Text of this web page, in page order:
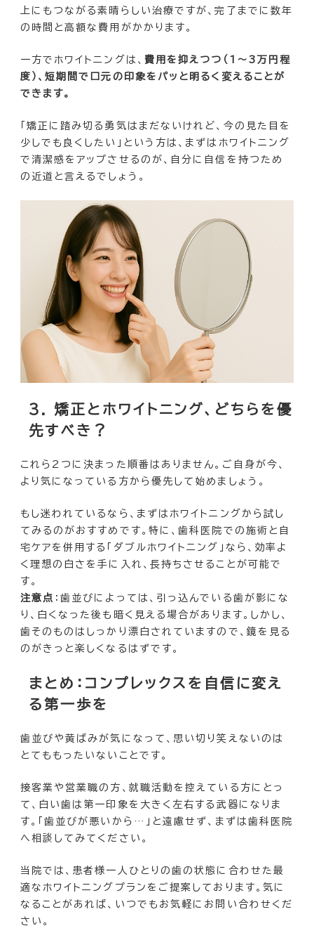
上にもつながる素晴らしい治療ですが、完了までに数年
の時間と高額な費用がかかります。
一方でホワイトニングは、 費用を抑えつつ（1〜3万円程
度）、短期間で口元の印象をパッと明るく変えることが
できます。
「矯正に踏み切る勇気はまだないけれど、今の見た目を
少しでも良くしたい」という方は、まずはホワイトニング
で清潔感をアップさせるのが、自分に自信を持つため
の近道と言えるでしょう。
3. 矯正とホワイトニング、どちらを優
先すべき？
これら2つに決まった順番はありません。ご自身が今、
より気になっている方から優先して始めましょう。
もし迷われているなら、まずはホワイトニングから試し
てみるのがおすすめです。特に、歯科医院での施術と自
宅ケアを併用する「ダブルホワイトニング」なら、効率よ
く理想の白さを手に入れ、長持ちさせることが可能で
す。
注意点 ：歯並びによっては、引っ込んでいる歯が影にな
り、白くなった後も暗く見える場合があります。しかし、
歯そのものはしっかり漂白されていますので、鏡を見る
のがきっと楽しくなるはずです。
まとめ：コンプレックスを自信に変え
る第一歩を
歯並びや黄ばみが気になって、思い切り笑えないのは
とてももったいないことです。
接客業や営業職の方、就職活動を控えている方にとっ
て、白い歯は第一印象を大きく左右する武器になりま
す。「歯並びが悪いから…」と遠慮せず、まずは歯科医院
へ相談してみてください。
当院では、患者様一人ひとりの歯の状態に合わせた最
適なホワイトニングプランをご提案しております。気に
なることがあれば、いつでもお気軽にお問い合わせくだ
さい。